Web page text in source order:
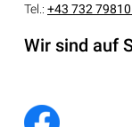
Tel.: +43 732
Wir sind auf